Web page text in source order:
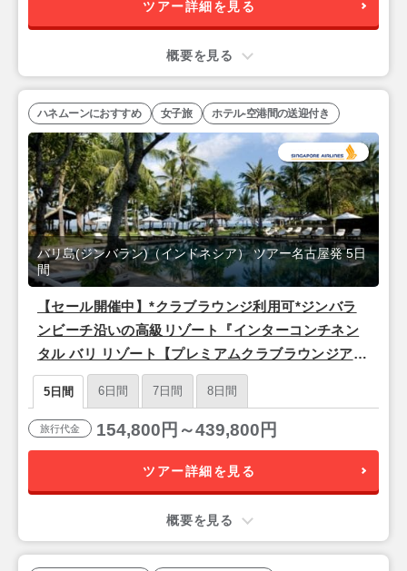
ツアー詳細を見る
概要を見る
【セール開催中】*クラブラウンジ利用可*ジンバラ
ンビーチ沿いの高級リゾート『インターコンチネン
タル バリ リゾート【プレミアムクラブラウンジアク
セスガーデンビューバルコニー】』バリ島5日間＜シ
ンガポール航空/名古屋発＞
バリ島(ジンバラン)（インドネシア） ツアー名古屋発 5日
間
ハネムーンにおすすめ 女子旅 ホテル-空港間の送迎付き
5日間 6日間 7日間 8日間
旅行代金 154,800円～439,800円
ツアー詳細を見る
概要を見る